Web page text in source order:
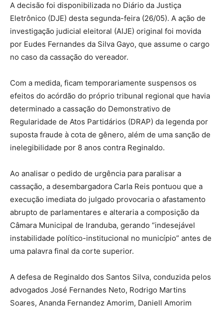
A decisão foi disponibilizada no Diário da Justiça
Eletrônico (DJE) desta segunda-feira (26/05). A ação de
investigação judicial eleitoral (AIJE) original foi movida
por Eudes Fernandes da Silva Gayo, que assume o cargo
no caso da cassação do vereador.
Com a medida, ficam temporariamente suspensos os
efeitos do acórdão do próprio tribunal regional que havia
determinado a cassação do Demonstrativo de
Regularidade de Atos Partidários (DRAP) da legenda por
suposta fraude à cota de gênero, além de uma sanção de
inelegibilidade por 8 anos contra Reginaldo.
Ao analisar o pedido de urgência para paralisar a
cassação, a desembargadora Carla Reis pontuou que a
execução imediata do julgado provocaria o afastamento
abrupto de parlamentares e alteraria a composição da
Câmara Municipal de Iranduba, gerando “indesejável
instabilidade político-institucional no município” antes de
uma palavra final da corte superior.
A defesa de Reginaldo dos Santos Silva, conduzida pelos
advogados José Fernandes Neto, Rodrigo Martins
Soares, Ananda Fernandez Amorim, Daniell Amorim